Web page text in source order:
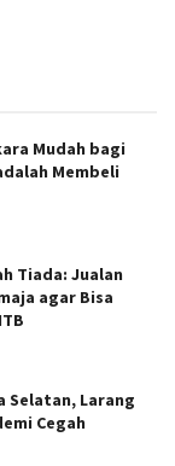
Mudah bagi
Membeli
Tiada: Jualan
agar Bisa
Selatan, Larang
Cegah